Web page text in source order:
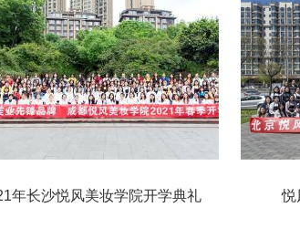
年长沙悦风美妆学院开学典礼 悦